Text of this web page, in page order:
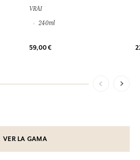
VRAI
240ml
59,00 €
VER LA GAMA